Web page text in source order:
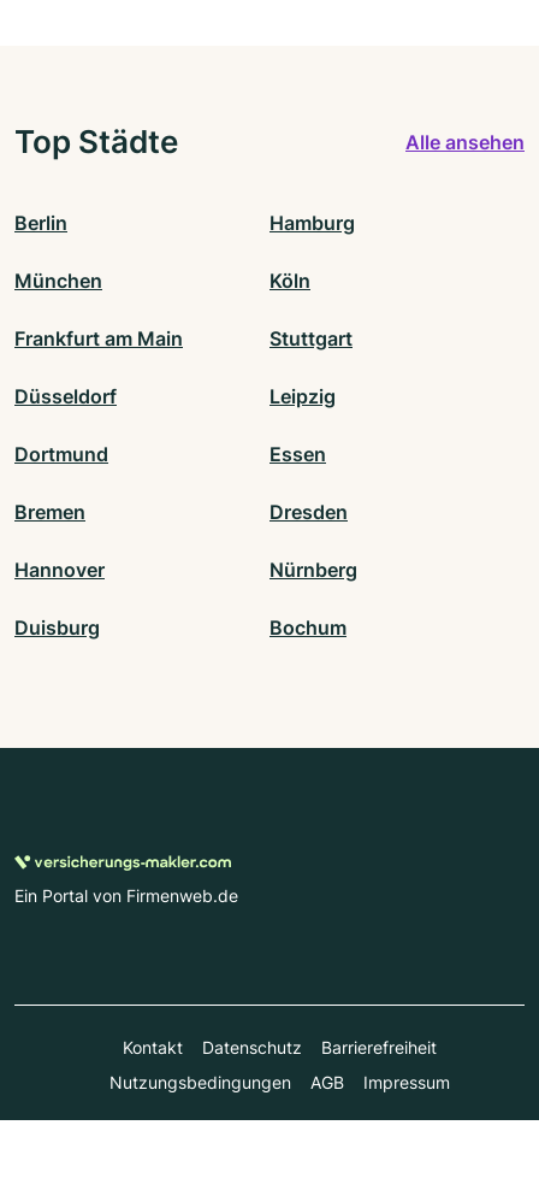
Top Städte Alle ansehen
Berlin Hamburg
München Köln
Frankfurt am Main Stuttgart
Düsseldorf Leipzig
Dortmund Essen
Bremen Dresden
Hannover Nürnberg
Duisburg Bochum
Ein Portal von Firmenweb.de
Kontakt Datenschutz
Barrierefreiheit
Nutzungsbedingungen
AGB Impressum